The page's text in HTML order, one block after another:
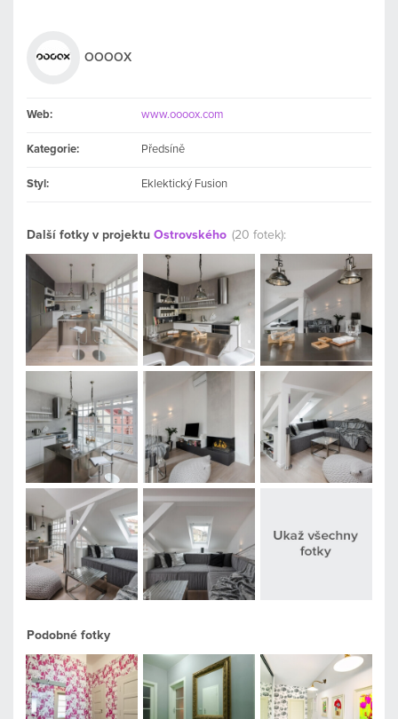
OOOOX
Web: www.oooox.com
Kategorie: Předsíně
Styl: Eklektický Fusion
Další fotky v projektu Ostrovského (20 fotek):
Podobné fotky